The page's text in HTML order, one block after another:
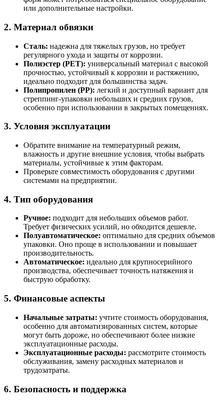
или дополнительные настройки.
2. Материал обвязки
Сталь: надежна для тяжелых грузов, но требует
регулярного ухода и защиты от коррозии.
Полиэстер (PET): универсальный материал с высокой
прочностью, устойчивый к коррозии и растяжению,
идеально подходит для большинства задач.
Полипропилен (PP): легкий и доступный вариант для
стреппинг-упаковки небольших и средних грузов,
особенно при использовании в закрытых помещениях.
3. Условия эксплуатации
Обратите внимание на температурный режим,
влажность и другие внешние условия, чтобы выбрать
материалы, устойчивые к этим факторам.
Проверьте совместимость оборудования с другими
системами на предприятии.
4. Тип оборудования
Ручное: подходит для небольших объемов работ.
Требует физических усилий, но обходится дешевле.
Полуавтоматическое: оптимально для средних объемов
упаковки. Оно проще в использовании и повышает
производительность.
Автоматическое: идеально для крупносерийного
производства, обеспечивает точность натяжения и
быструю обработку.
5. Финансовые аспекты
Начальные затраты: учтите стоимость оборудования,
особенно для автоматизированных систем, которые
могут быть дороже, но обеспечивают более низкие
эксплуатационные расходы.
Эксплуатационные расходы: рассмотрите стоимость
обслуживания, замену расходных материалов и
трудозатраты.
6. Безопасность и поддержка